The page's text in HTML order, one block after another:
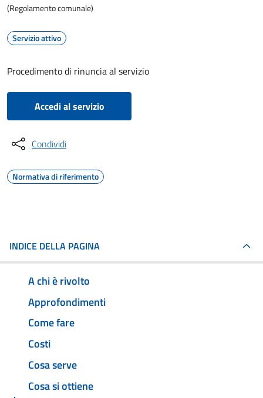
(Regolamento comunale)
Servizio attivo
Procedimento di rinuncia al servizio
Accedi al servizio
Condividi
Normativa di riferimento
INDICE DELLA PAGINA
A chi è rivolto
Approfondimenti
Come fare
Costi
Cosa serve
Cosa si ottiene